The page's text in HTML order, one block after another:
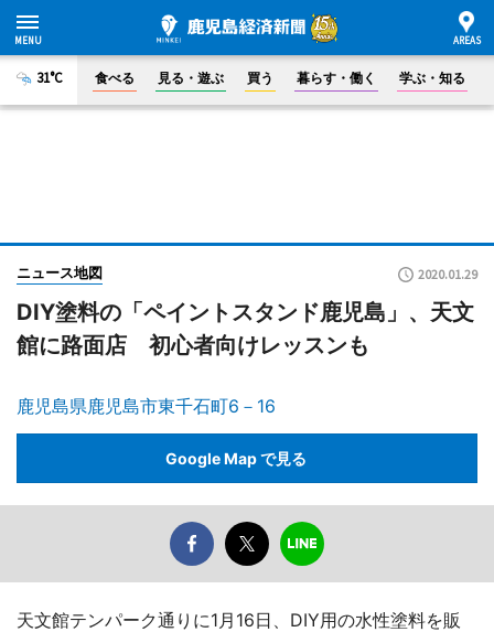
31°C 食べる 見る・遊ぶ 買う 暮らす・働く 学ぶ・知る
ニュース地図 2020.01.29
DIY塗料の「ペイントスタンド鹿児島」、天文
館に路面店 初心者向けレッスンも
鹿児島県鹿児島市東千石町6－16
Google Map で見る
天文館テンパーク通りに1月16日、DIY用の水性塗料を販